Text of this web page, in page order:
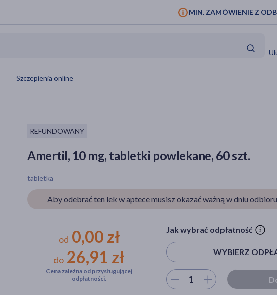
MIN. ZAMÓWIENIE Z
Szczepienia online
REFUNDOWANY
Amertil, 10 mg, tabletki powlekane, 60 szt.
tabletka
Aby odebrać ten lek w aptece musisz okazać ważną w dniu
od 0,00 zł
do 26,91 zł
Cena zależna od przysługującej
odpłatności.
Jak wybrać odpłatność
WYBIERZ
Wybierz odpłatność
Wybierz ilość